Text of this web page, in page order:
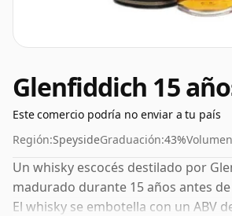
Glenfiddich 15
Este comercio podría no enviar a tu país
Región:SpeysideGraduación:43%
Un whisky escocés destilado por
madurado durante 15 años antes
El whisky se embotella con un ABV